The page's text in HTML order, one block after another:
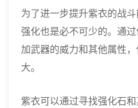
为了进一步提升紫衣的战
强化也是必不可少的。通
加武器的威力和其他属性
大。
紫衣可以通过寻找强化石